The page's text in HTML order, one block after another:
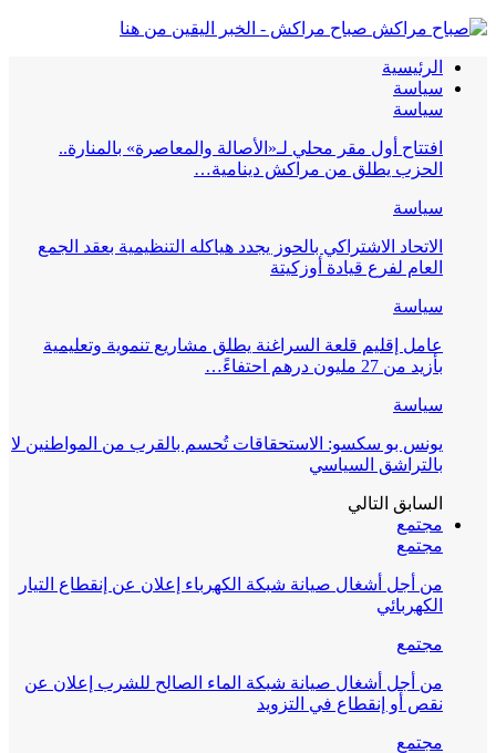
صباح مراكش - الخبر اليقين من هنا
الرئيسية
سياسة
سياسة
افتتاح أول مقر محلي لـ«الأصالة والمعاصرة» بالمنارة..
الحزب يطلق من مراكش دينامية…
سياسة
الاتحاد الاشتراكي بالحوز يجدد هياكله التنظيمية بعقد الجمع
العام لفرع قيادة أوزكيتة
سياسة
عامل إقليم قلعة السراغنة يطلق مشاريع تنموية وتعليمية
بأزيد من 27 مليون درهم احتفاءً…
سياسة
يونس بو سكسو: الاستحقاقات تُحسم بالقرب من المواطنين لا
بالتراشق السياسي
السابق التالي
مجتمع
مجتمع
من أجل أشغال صيانة شبكة الكهرباء إعلان عن إنقطاع التيار
الكهربائي
مجتمع
من أجل أشغال صيانة شبكة الماء الصالح للشرب إعلان عن
نقص أو إنقطاع في التزويد
مجتمع